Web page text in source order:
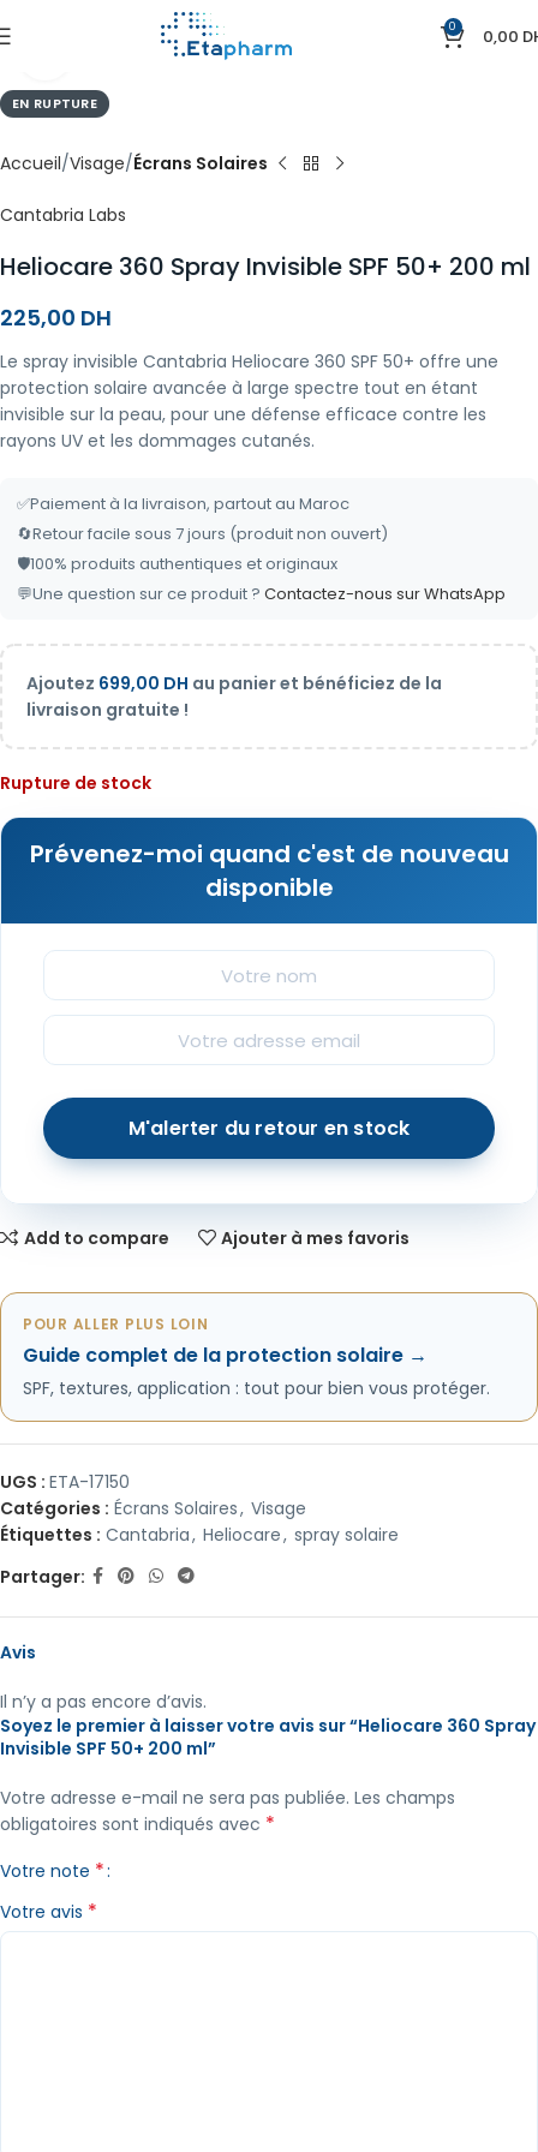
0 0,00
EN RUPTURE
Accueil Visage Écrans Solaires
Cantabria Labs
Heliocare 360 Spray Invisible SPF 50+ 200 ml
225,00 DH
Le spray invisible Cantabria Heliocare 360 SPF 50+ offre une
protection solaire avancée à large spectre tout en étant
invisible sur la peau, pour une défense efficace contre les
rayons UV et les dommages cutanés.
✅Paiement à la livraison, partout au Maroc
🔄Retour facile sous 7 jours (produit non ouvert)
🛡️100% produits authentiques et originaux
💬Une question sur ce produit ? Contactez-nous sur WhatsApp
Ajoutez 699,00 DH au panier et bénéficiez de la
livraison gratuite !
Rupture de stock
Prévenez-moi quand c'est de nouveau
disponible
Add to compare Ajouter à mes favoris
POUR ALLER PLUS LOIN
Guide complet de la protection solaire →
SPF, textures, application : tout pour bien vous protéger.
UGS : ETA-17150
Catégories : Écrans Solaires, Visage
Étiquettes : Cantabria, Heliocare, spray solaire
Partager:
Avis
Il n’y a pas encore d’avis.
Soyez le premier à laisser votre avis sur “Heliocare 360 Spray
Invisible SPF 50+ 200 ml”
Votre adresse e-mail ne sera pas publiée. Les champs
obligatoires sont indiqués avec *
Votre note *
Votre avis *